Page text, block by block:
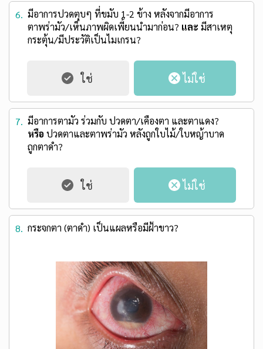
6. มีอาการปวดตุบๆ ที่ขมับ 1-2 ข้าง หลังจากมีอาการ
ตาพร่ามัว/เห็นภาพผิดเพี้ยนนำมาก่อน? และ มีสาเหตุ
กระตุ้น/มีประวัติเป็นไมเกรน?
7. มีอาการตามัว ร่วมกับ ปวดตา/เคืองตา และตาแดง?
หรือ ปวดตาและตาพร่ามัว หลังถูกใบไม้/ใบหญ้าบาด
ถูกตาดำ?
8. กระจกตา (ตาดำ) เป็นแผลหรือมีฝ้าขาว?